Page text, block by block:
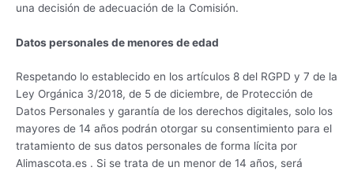
una decisión de adecuación de la Comisión.
Datos personales de menores de edad
Respetando lo establecido en los artículos 8 del RGPD y 7 de la
Ley Orgánica 3/2018, de 5 de diciembre, de Protección de
Datos Personales y garantía de los derechos digitales, solo los
mayores de 14 años podrán otorgar su consentimiento para el
tratamiento de sus datos personales de forma lícita por
Alimascota.es . Si se trata de un menor de 14 años, será